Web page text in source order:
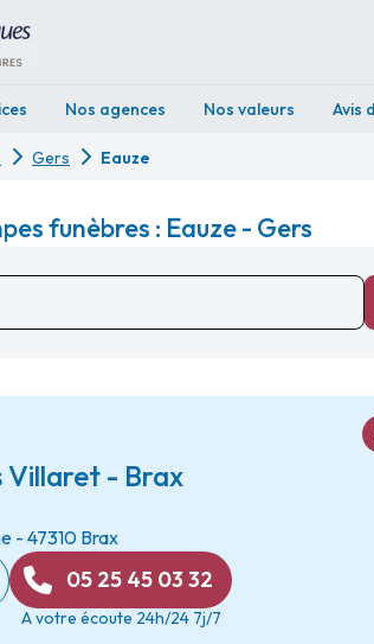
Nos agences Nos valeurs Avis
Gers Eauze
funèbres : Eauze - Gers
Villaret - Brax
- 47310 Brax
05 25 45 03 32
A votre écoute 24h/24 7j/7